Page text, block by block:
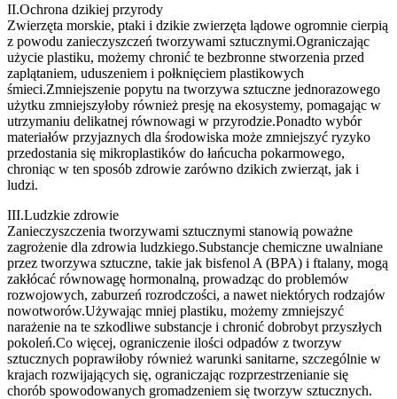
II.Ochrona dzikiej przyrody
Zwierzęta morskie, ptaki i dzikie zwierzęta lądowe ogromnie cierpią
z powodu zanieczyszczeń tworzywami sztucznymi.Ograniczając
użycie plastiku, możemy chronić te bezbronne stworzenia przed
zaplątaniem, uduszeniem i połknięciem plastikowych
śmieci.Zmniejszenie popytu na tworzywa sztuczne jednorazowego
użytku zmniejszyłoby również presję na ekosystemy, pomagając w
utrzymaniu delikatnej równowagi w przyrodzie.Ponadto wybór
materiałów przyjaznych dla środowiska może zmniejszyć ryzyko
przedostania się mikroplastików do łańcucha pokarmowego,
chroniąc w ten sposób zdrowie zarówno dzikich zwierząt, jak i
ludzi.
III.Ludzkie zdrowie
Zanieczyszczenia tworzywami sztucznymi stanowią poważne
zagrożenie dla zdrowia ludzkiego.Substancje chemiczne uwalniane
przez tworzywa sztuczne, takie jak bisfenol A (BPA) i ftalany, mogą
zakłócać równowagę hormonalną, prowadząc do problemów
rozwojowych, zaburzeń rozrodczości, a nawet niektórych rodzajów
nowotworów.Używając mniej plastiku, możemy zmniejszyć
narażenie na te szkodliwe substancje i chronić dobrobyt przyszłych
pokoleń.Co więcej, ograniczenie ilości odpadów z tworzyw
sztucznych poprawiłoby również warunki sanitarne, szczególnie w
krajach rozwijających się, ograniczając rozprzestrzenianie się
chorób spowodowanych gromadzeniem się tworzyw sztucznych.